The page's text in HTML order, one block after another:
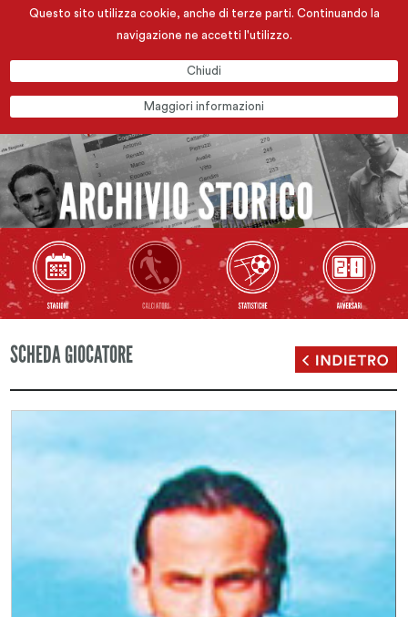
Questo sito utilizza cookie, anche di terze parti. Continuando la
navigazione ne accetti l'utilizzo.
Chiudi
Maggiori informazioni
SCHEDA GIOCATORE